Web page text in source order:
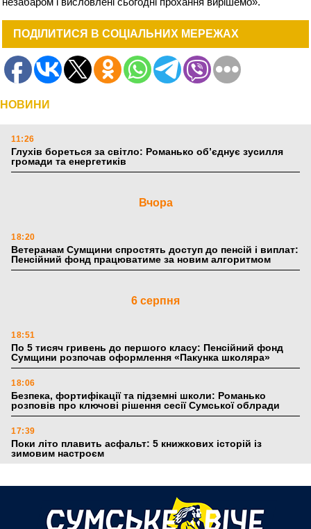
ПОДІЛИТИСЯ В СОЦІАЛЬНИХ МЕРЕЖАХ
НОВИНИ
11:26
Глухів бореться за світло: Романько об’єднує зусилля
громади та енергетиків
Вчора
18:20
Ветеранам Сумщини спростять доступ до пенсій і виплат:
Пенсійний фонд працюватиме за новим алгоритмом
6 серпня
18:51
По 5 тисяч гривень до першого класу: Пенсійний фонд
Сумщини розпочав оформлення «Пакунка школяра»
18:06
Безпека, фортифікації та підземні школи: Романько
розповів про ключові рішення сесії Сумської облради
17:39
Поки літо плавить асфальт: 5 книжкових історій із
зимовим настроєм
5 серпня